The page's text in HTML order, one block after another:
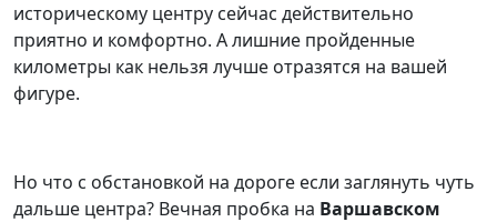
историческому центру сейчас действительно
приятно и комфортно. А лишние пройденные
километры как нельзя лучше отразятся на вашей
фигуре.
Но что с обстановкой на дороге если заглянуть чуть
дальше центра? Вечная пробка на Варшавском